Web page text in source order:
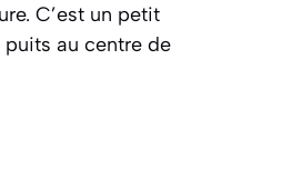
C’est un petit
au centre de